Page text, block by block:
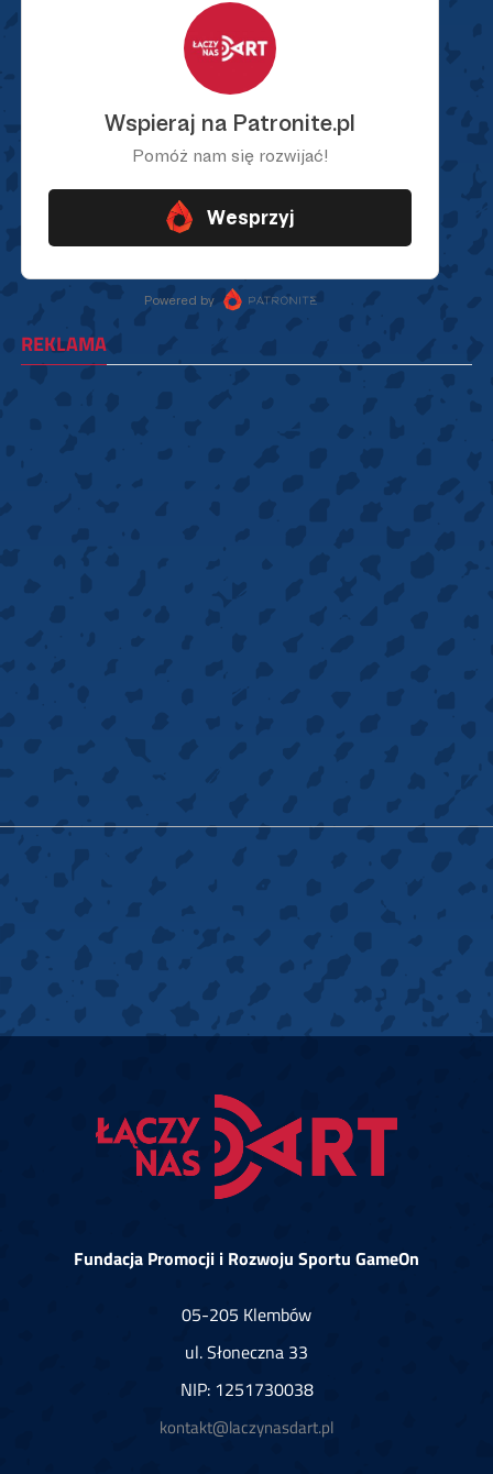
REKLAMA
Fundacja Promocji i Rozwoju Sportu GameOn
05-205 Klembów
ul. Słoneczna 33
NIP: 1251730038
kontakt@laczynasdart.pl